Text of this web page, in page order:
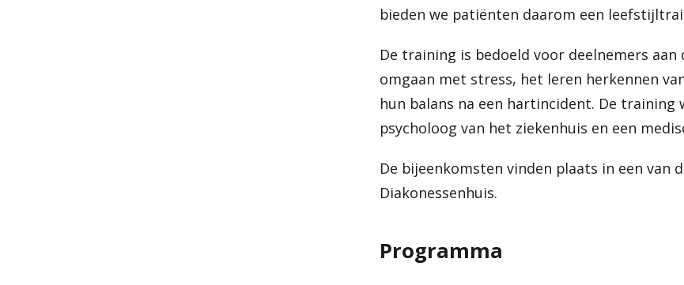
bieden we patiënten daarom een
De training is bedoeld voor deelnemers
omgaan met stress, het leren herkennen
hun balans na een hartincident. De
psycholoog van het ziekenhuis en een
De bijeenkomsten vinden plaats in een van
Diakonessenhuis.
Programma